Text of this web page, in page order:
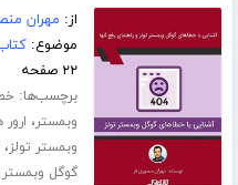
از: مهران
موضوع:
۲۲ صفحه
برچسب‌ها:
وبمستر،
وبمستر تولز،
گوگل وبمستر